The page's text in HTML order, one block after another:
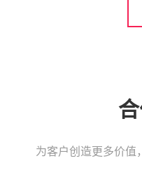
为客户创造更多价值